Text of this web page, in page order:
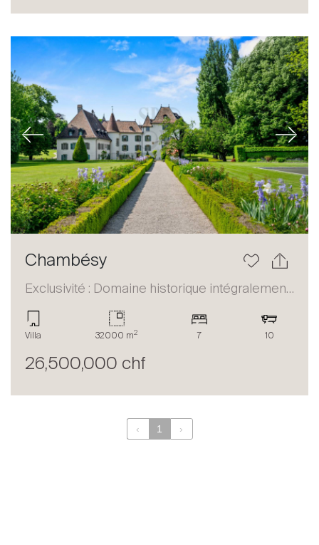
Acheter
Louer
International
Vendre
Previous Next
Chambésy
Exclusivité : Domaine historique intégralement restauré
Villa 32000 m2 7 10
26,500,000 chf
‹ 1 ›